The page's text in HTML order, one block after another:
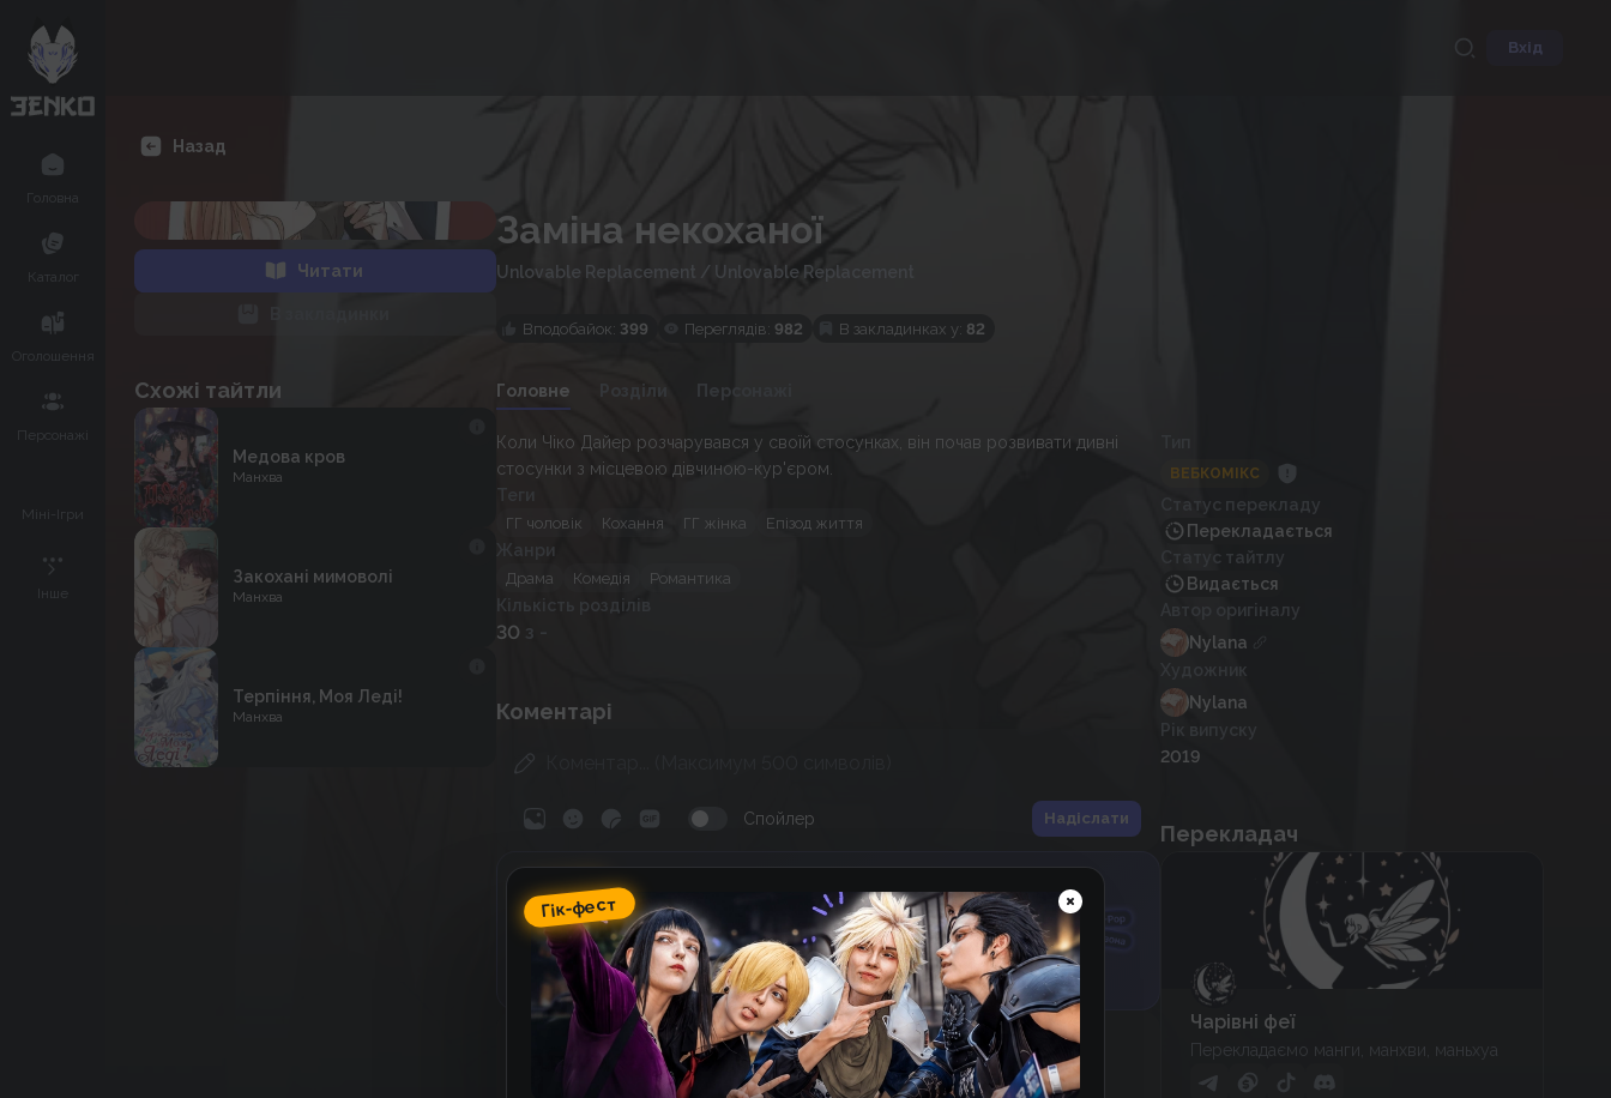
Вхід
Головна
Каталог
Оголошення
Персонажі
Міні-Ігри
Інше
Назад
Читати
Схожі тайтли
Медова кров
Манхва
Закохані мимоволі
Манхва
Терпіння, Моя Леді!
Манхва
Заміна некоханої
Unlovable Replacement / Unlovable Replacement
Вподобайок: 399 Переглядів: 982 В закладинках у: 82
Головне Розділи Персонажі
Коли Чіко Дайер розчарувався у своїй стосунках, він почав розвивати дивні
стосунки з місцевою дівчиною-кур'єром.
Теги
ГГ чоловік Кохання ГГ жінка Епізод життя
Жанри
Драма Комедія Романтика
Кількість розділів
30 з -
Коментарі
Спойлер Надіслати
Гік-фест
Comic Wave: фестиваль гік-
культури, косплею, аніме та
коміксів
До фестивалю15днів09: 23:30
ВЕБКОМІКС
Статус перекладу
Перекладається
Статус тайтлу
Видається
Автор оригіналу
Nylana
Художник
Nylana
Рік випуску
2019
Перекладач
Чарівні феї
Перекладаємо манги, манхви, маньхуа
Гік-фест